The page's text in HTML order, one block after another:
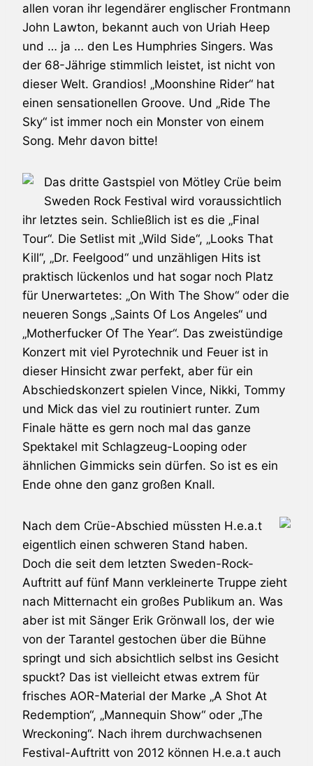
allen voran ihr legendärer englischer Frontmann
John Lawton, bekannt auch von Uriah Heep
und … ja … den Les Humphries Singers. Was
der 68-Jährige stimmlich leistet, ist nicht von
dieser Welt. Grandios! „Moonshine Rider“ hat
einen sensationellen Groove. Und „Ride The
Sky“ ist immer noch ein Monster von einem
Song. Mehr davon bitte!
Das dritte Gastspiel von Mötley Crüe beim
Sweden Rock Festival wird voraussichtlich
ihr letztes sein. Schließlich ist es die „Final
Tour“. Die Setlist mit „Wild Side“, „Looks That
Kill“, „Dr. Feelgood“ und unzähligen Hits ist
praktisch lückenlos und hat sogar noch Platz
für Unerwartetes: „On With The Show“ oder die
neueren Songs „Saints Of Los Angeles“ und
„Motherfucker Of The Year“. Das zweistündige
Konzert mit viel Pyrotechnik und Feuer ist in
dieser Hinsicht zwar perfekt, aber für ein
Abschiedskonzert spielen Vince, Nikki, Tommy
und Mick das viel zu routiniert runter. Zum
Finale hätte es gern noch mal das ganze
Spektakel mit Schlagzeug-Looping oder
ähnlichen Gimmicks sein dürfen. So ist es ein
Ende ohne den ganz großen Knall.
Nach dem Crüe-Abschied müssten H.e.a.t
eigentlich einen schweren Stand haben.
Doch die seit dem letzten Sweden-Rock-
Auftritt auf fünf Mann verkleinerte Truppe zieht
nach Mitternacht ein großes Publikum an. Was
aber ist mit Sänger Erik Grönwall los, der wie
von der Tarantel gestochen über die Bühne
springt und sich absichtlich selbst ins Gesicht
spuckt? Das ist vielleicht etwas extrem für
frisches AOR-Material der Marke „A Shot At
Redemption“, „Mannequin Show“ oder „The
Wreckoning“. Nach ihrem durchwachsenen
Festival-Auftritt von 2012 können H.e.a.t auch